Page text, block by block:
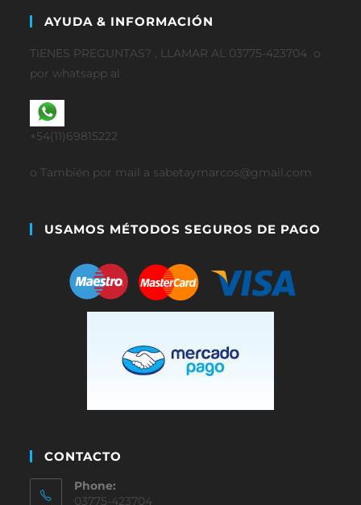
AYUDA & INFORMACIÓN
TIENES PREGUNTAS? , LLAMAR AL 03775-423704 o
por whatsapp al
+54(11)69815222
o También por mail a sabetaymarcos@gmail.com
USAMOS MÉTODOS SEGUROS DE PAGO
CONTACTO
Phone:
03775-423704